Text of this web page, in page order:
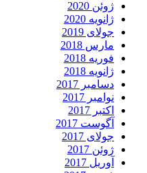
ژوئن 2020
ژانویه 2020
جولای 2019
مارس 2018
فوریه 2018
ژانویه 2018
دسامبر 2017
نوامبر 2017
اکتبر 2017
آگوست 2017
جولای 2017
ژوئن 2017
آوریل 2017